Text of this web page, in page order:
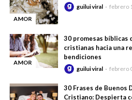
AMOR
guilui viral febrero
AMOR
30 promesas bíblicas
cristianas hacia una
bendiciones
guilui viral febrero
30 Frases de Buenos
Cristiano: Despierta